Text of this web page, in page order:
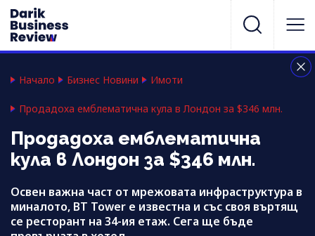
Начало Бизнес Новини Имоти
Продадоха емблематична кула в Лондон за $346 млн.
Продадоха емблематична
кула в Лондон за $346 млн.
Освен важна част от мрежовата инфраструктура в
миналото, BT Tower е известна и със своя въртящ
се ресторант на 34-ия етаж. Сега ще бъде